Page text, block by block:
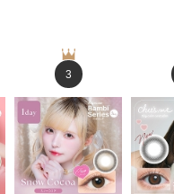
3